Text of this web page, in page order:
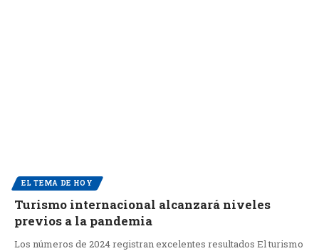
EL TEMA DE HOY
Turismo internacional alcanzará niveles
previos a la pandemia
Los números de 2024 registran excelentes resultados El turismo